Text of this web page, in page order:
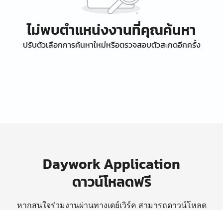
ไม่พบตำแหน่งงานที่คุณค้นหา
ปรับตัวเลือกการค้นหาใหม่หรือตรวจสอบตัวสะกดอีกครั้ง
Daywork Application
ดาวน์โหลดฟรี
หากสนใจร่วมงานผ่านทางเดย์เวิร์ค สามารถดาวน์โหลด